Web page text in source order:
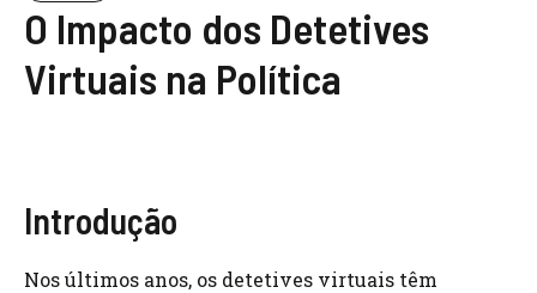
O Impacto dos Detetives
Virtuais na Política
Introdução
Nos últimos anos, os detetives virtuais têm